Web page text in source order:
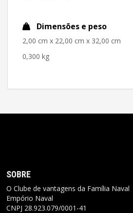
Dimensões e peso
2,00 cm x 22,00 cm x 32,00 cm
0,300 kg
SOBRE
O Clube de vantagens da Família Naval
Empório Naval
CNPJ 28.923.079/0001-41